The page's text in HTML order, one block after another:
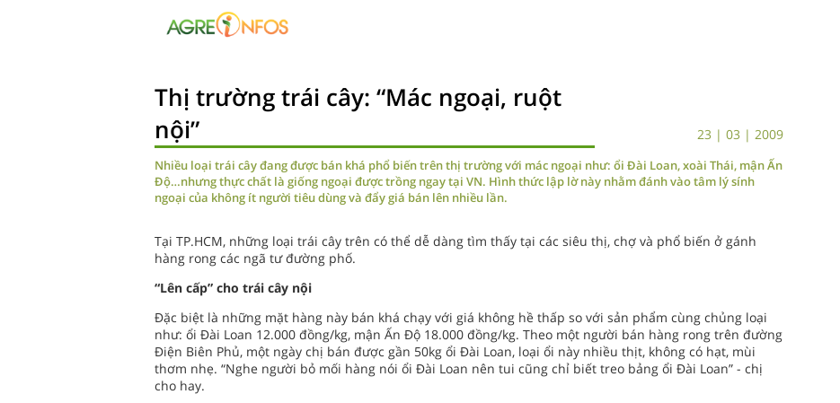
Thị trường trái cây: “Mác ngoại, ruột
nội”
23 | 03 | 2009
Nhiều loại trái cây đang được bán khá phổ biến trên thị trường với mác ngoại như: ổi Đài Loan, xoài Thái, mận Ấn
Độ…nhưng thực chất là giống ngoại được trồng ngay tại VN. Hình thức lập lờ này nhằm đánh vào tâm lý sính
ngoại của không ít người tiêu dùng và đẩy giá bán lên nhiều lần.
Tại TP.HCM, những loại trái cây trên có thể dễ dàng tìm thấy tại các siêu thị, chợ và phổ biến ở gánh
hàng rong các ngã tư đường phố.
“Lên cấp” cho trái cây nội
Đặc biệt là những mặt hàng này bán khá chạy với giá không hề thấp so với sản phẩm cùng chủng loại
như: ổi Đài Loan 12.000 đồng/kg, mận Ấn Độ 18.000 đồng/kg. Theo một người bán hàng rong trên đường
Điện Biên Phủ, một ngày chị bán được gần 50kg ổi Đài Loan, loại ổi này nhiều thịt, không có hạt, mùi
thơm nhẹ. “Nghe người bỏ mối hàng nói ổi Đài Loan nên tui cũng chỉ biết treo bảng ổi Đài Loan” - chị
cho hay.